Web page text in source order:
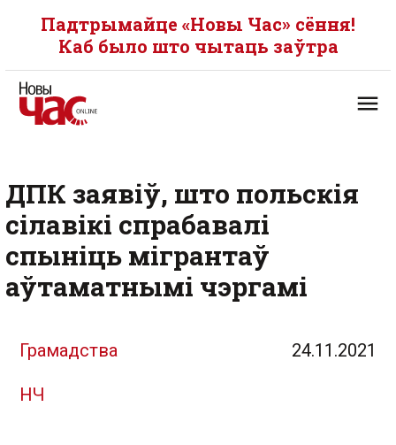
Падтрымайце «Новы Час» сёння!
Каб было што чытаць заўтра
ДПК заявіў, што польскія
сілавікі спрабавалі
спыніць мігрантаў
аўтаматнымі чэргамі
Грамадства 24.11.2021
НЧ